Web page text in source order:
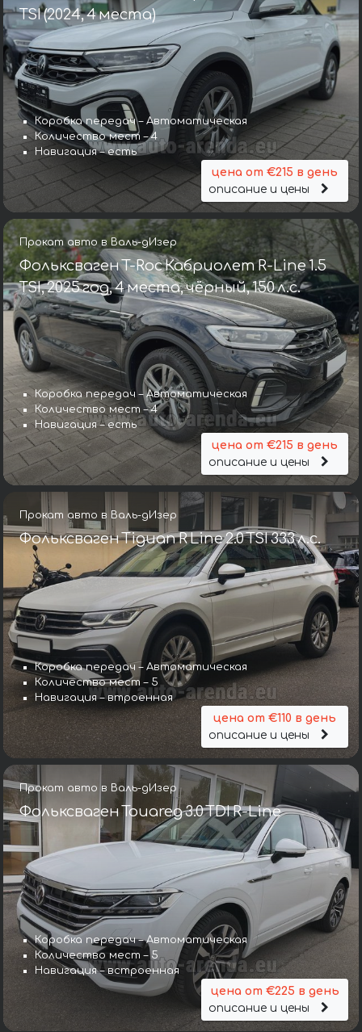
TSI (2024, 4 места)
Коробка передач – Автоматическая
Количество мест – 4
Навигация – есть
цена от €215 в день
описание и цены
Прокат авто в Валь-дИзер
Фольксваген T-Roc Кабриолет R-Line 1.5
TSI, 2025 год, 4 места, чёрный, 150 л.с.
Коробка передач – Автоматическая
Количество мест – 4
Навигация – есть
цена от €215 в день
описание и цены
Прокат авто в Валь-дИзер
Фольксваген Tiguan R Line 2.0 TSI 333 л.с.
Коробка передач – Автоматическая
Количество мест – 5
Навигация – втроенная
цена от €110 в день
описание и цены
Прокат авто в Валь-дИзер
Фольксваген Touareg 3.0 TDI R-Line
Коробка передач – Автоматическая
Количество мест – 5
Навигация – встроенная
цена от €225 в день
описание и цены